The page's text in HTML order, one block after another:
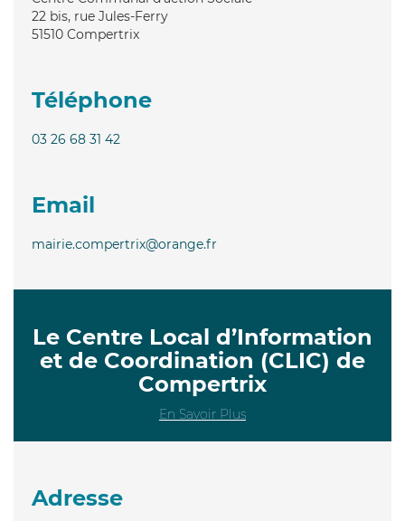
22 bis, rue Jules-Ferry
51510 Compertrix
Téléphone
03 26 68 31 42
Email
mairie.compertrix@orange.fr
Le Centre Local d’Information
et de Coordination (CLIC) de
Compertrix
En Savoir Plus
Adresse